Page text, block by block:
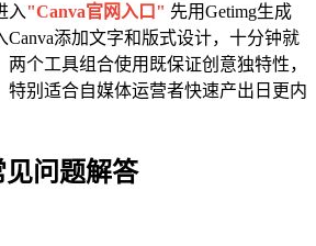
入"Canva官网入口" 先用Getimg生成
添加文字和版式设计，十分钟就
个工具组合使用既保证创意独特性，
特别适合自媒体运营者快速产出日更内
问题解答